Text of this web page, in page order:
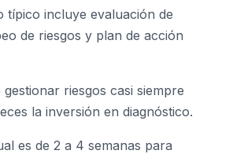
típico incluye evaluación de
de riesgos y plan de acción
riesgos casi siempre
la inversión en diagnóstico.
es de 2 a 4 semanas para